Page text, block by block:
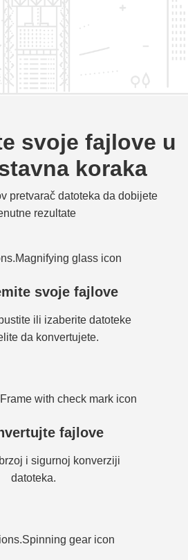
svoje fajlove u
koraka
pretvarač datoteka da dobijete
rezultate
svoje fajlove
ili izaberite datoteke
da konvertujete.
fajlove
i sigurnoj konverziji
datoteka.